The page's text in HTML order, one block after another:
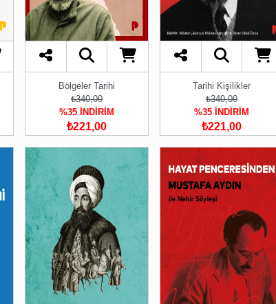
Bölgeler Tarihi
₺340,00
%35 İNDİRİM
₺221,00
Tarihi Kişilikler
₺340,00
%35 İNDİRİM
₺221,00